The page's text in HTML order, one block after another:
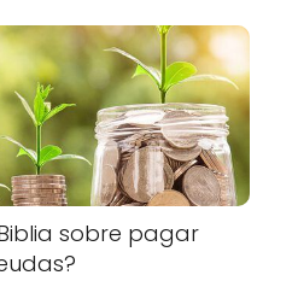
sobre pagar